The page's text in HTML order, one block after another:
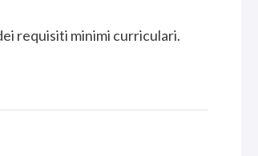
requisiti minimi curriculari.